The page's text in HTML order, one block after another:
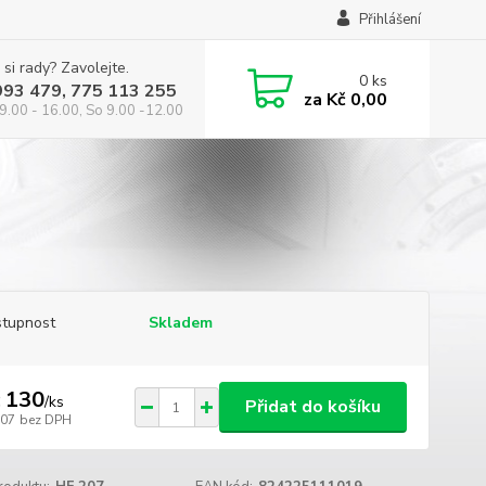
Přihlášení
rady? Zavolejte.
479, 775 113 255
- 16.00, So 9.00 -12.00
0ks
za Kč 0,00
Skladem
130/ks
bez DPH
Přidat do košíku